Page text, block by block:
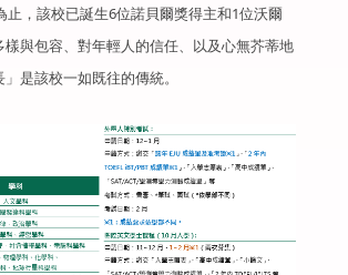
止，該校已誕生6位諾貝爾獎得主和1位沃爾
樣與包容、對年輕人的信任、以及心無芥蒂地
是該校一如既往的傳統。